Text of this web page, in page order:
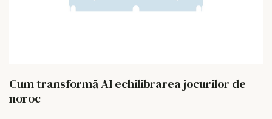
Cum transformă AI echilibrarea jocurilor de
noroc